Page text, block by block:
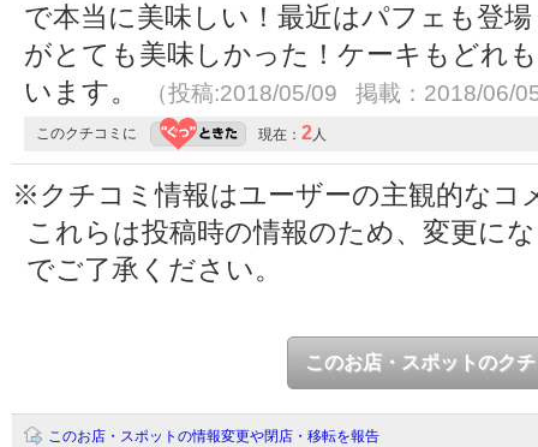
で本当に美味しい！最近はパフェも登
がとても美味しかった！ケーキもどれ
います。
（投稿:2018/05/09 掲載：2018/06/
このクチコミに 現在： 2人
※クチコミ情報はユーザーの主観的なコ
これらは投稿時の情報のため、変更に
でご了承ください。
このお店・スポットのク
このお店・スポットの情報変更や閉店・移転を報告